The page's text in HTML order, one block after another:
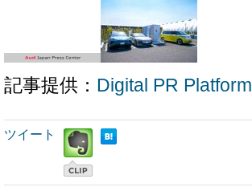
記事提供： Digital PR Platform
ツイート